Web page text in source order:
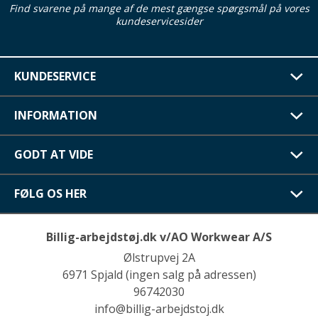
Find svarene på mange af de mest gængse spørgsmål på vores
kundeservicesider
KUNDESERVICE
INFORMATION
GODT AT VIDE
FØLG OS HER
Billig-arbejdstøj.dk v/AO Workwear A/S
Ølstrupvej 2A
6971 Spjald (ingen salg på adressen)
96742030
info@billig-arbejdstoj.dk